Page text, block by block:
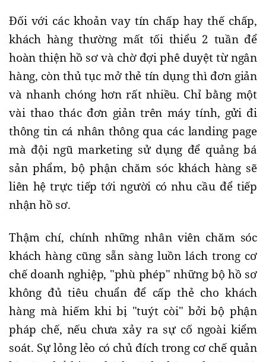
Đối với các khoản vay tín chấp hay thế chấp,
khách hàng thường mất tối thiểu 2 tuần để
hoàn thiện hồ sơ và chờ đợi phê duyệt từ ngân
hàng, còn thủ tục mở thẻ tín dụng thì đơn giản
và nhanh chóng hơn rất nhiều. Chỉ bằng một
vài thao thác đơn giản trên máy tính, gửi đi
thông tin cá nhân thông qua các landing page
mà đội ngũ marketing sử dụng để quảng bá
sản phẩm, bộ phận chăm sóc khách hàng sẽ
liên hệ trực tiếp tới người có nhu cầu để tiếp
nhận hồ sơ.
Thậm chí, chính những nhân viên chăm sóc
khách hàng cũng sẵn sàng luồn lách trong cơ
chế doanh nghiệp, "phù phép" những bộ hồ sơ
không đủ tiêu chuẩn để cấp thẻ cho khách
hàng mà hiếm khi bị "tuýt còi" bởi bộ phận
pháp chế, nếu chưa xảy ra sự cố ngoài kiểm
soát. Sự lỏng lẻo có chủ đích trong cơ chế quản